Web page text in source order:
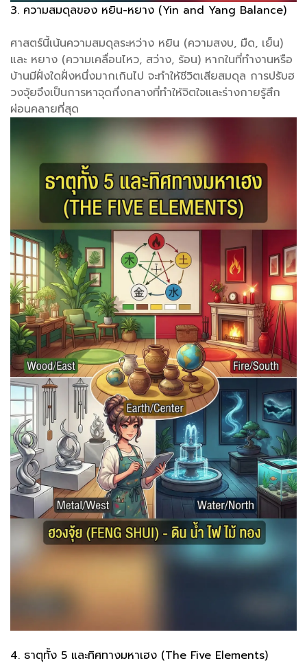
3. ความสมดุลของ หยิน-หยาง (Yin and Yang Balance)
ศาสตร์นี้เน้นความสมดุลระหว่าง หยิน (ความสงบ, มืด, เย็น)
และ หยาง (ความเคลื่อนไหว, สว่าง, ร้อน) หากในที่ทำงานหรือ
บ้านมีฝั่งใดฝั่งหนึ่งมากเกินไป จะทำให้ชีวิตเสียสมดุล การปรับฮ
วงจุ้ยจึงเป็นการหาจุดกึ่งกลางที่ทำให้จิตใจและร่างกายรู้สึก
ผ่อนคลายที่สุด
4. ธาตุทั้ง 5 และทิศทางมหาเฮง (The Five Elements)